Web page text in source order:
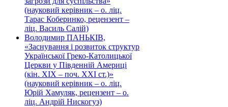
(науковий керівник – о. ліц.
Тарас Коберинко, рецензент –
ліц. Василь Салій)
Володимир ПАНЬКІВ,
«Заснування і розвиток структур
Української Греко-Католицької
Церкви у Південній Америці
(кін. ХІХ – поч. ХХІ ст.)»
(науковий керівник – о. ліц.
Юрій Хамуляк, рецензент – о.
ліц. Андрій Нискогуз)